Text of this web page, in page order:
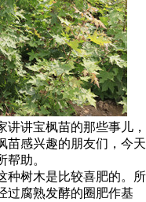
讲宝枫苗的那些事儿，
苗感兴趣的朋友们，今天
助。
种树木是比较喜肥的。所
过腐熟发酵的圈肥作基